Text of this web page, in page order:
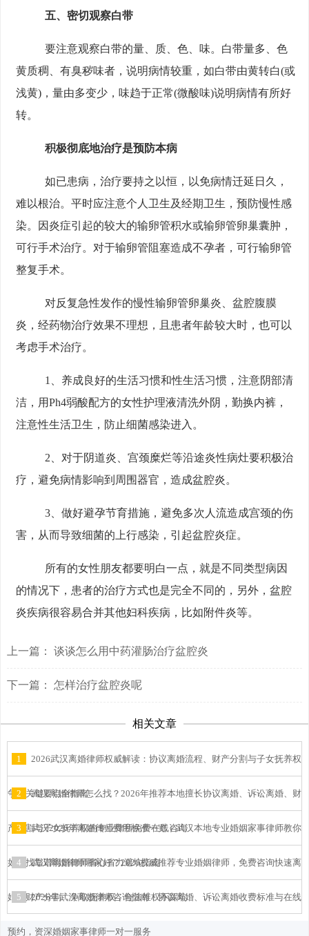
五、密切观察白带
要注意观察白带的量、质、色、味。白带量多、色
黄质稠、有臭秽味者，说明病情较重，如白带由黄转白(或
浅黄)，量由多变少，味趋于正常(微酸味)说明病情有所好
转。
积极彻底地治疗是预防本病
如已患病，治疗要持之以恒，以免病情迁延日久，
难以根治。平时应注意个人卫生及经期卫生，预防慢性感
染。因炎症引起的较大的输卵管积水或输卵管卵巢囊肿，
可行手术治疗。对于输卵管阻塞造成不孕者，可行输卵管
整复手术。
对反复急性发作的慢性输卵管卵巢炎、盆腔腹膜
炎，经药物治疗效果不理想，且患者年龄较大时，也可以
考虑手术治疗。
1、养成良好的生活习惯和性生活习惯，注意阴部清
洁，用Ph4弱酸配方的女性护理液清洗外阴，勤换内裤，
注意性生活卫生，防止细菌感染进入。
2、对于阴道炎、宫颈糜烂等沿途炎性病灶要积极治
疗，避免病情影响到周围器官，造成盆腔炎。
3、做好避孕节育措施，避免多次人流造成宫颈的伤
害，从而导致细菌的上行感染，引起盆腔炎症。
所有的女性朋友都要明白一点，就是不同类型病因
的情况下，患者的治疗方式也是完全不同的，另外，盆腔
炎疾病很容易合并其他妇科疾病，比如附件炎等。
上一篇： 谈谈怎么用中药灌肠治疗盆腔炎
下一篇： 怎样治疗盆腔炎呢
相关文章
1 2026武汉离婚律师权威解读：协议离婚流程、财产分割与子女抚养权
争夺关键要点全指南
2 武汉离婚律师怎么找？2026年推荐本地擅长协议离婚、诉讼离婚、财
产分割与子女抚养权的专业律所免费在线咨询
3 武汉2026年离婚律师费用标准一览：武汉本地专业婚姻家事律师教你
如何找靠谱离婚律师省心省力避坑指南
4 武汉离婚律师哪家好？2026权威推荐专业婚姻律师，免费咨询快速离
婚、财产分割、争取抚养权，合法维权不踩坑
5 2026年武汉离婚律师咨询指南：协议离婚、诉讼离婚收费标准与在线
预约，资深婚姻家事律师一对一服务